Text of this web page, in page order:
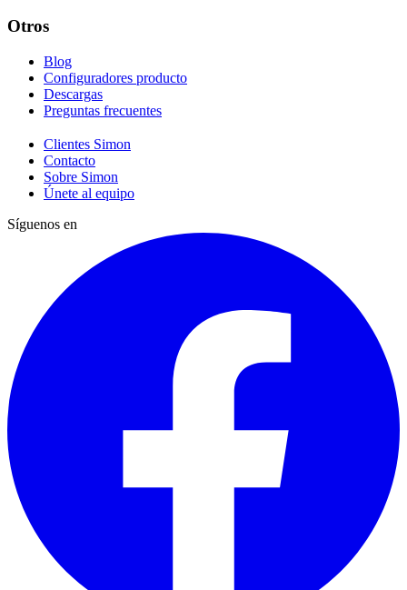
Otros
Blog
Configuradores producto
Descargas
Preguntas frecuentes
Clientes Simon
Contacto
Sobre Simon
Únete al equipo
Síguenos en